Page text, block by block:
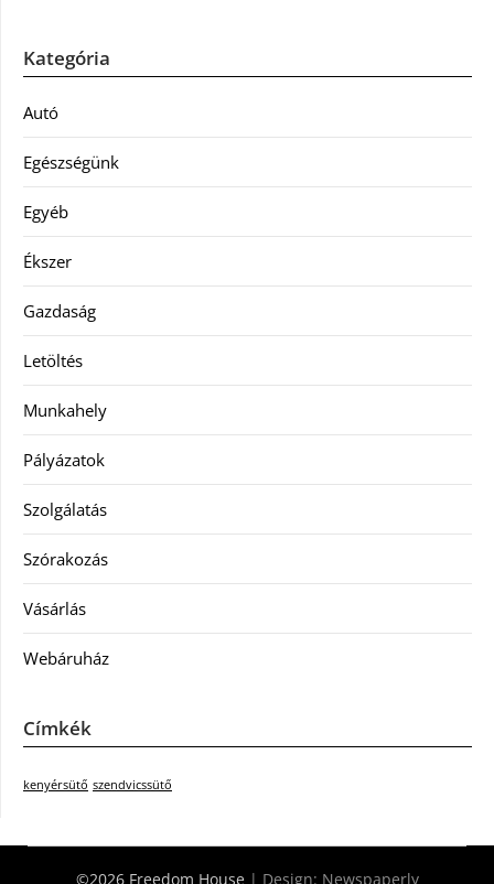
Kategória
Autó
Egészségünk
Egyéb
Ékszer
Gazdaság
Letöltés
Munkahely
Pályázatok
Szolgálatás
Szórakozás
Vásárlás
Webáruház
Címkék
kenyérsütő szendvicssütő
©2026 Freedom House | Design: Newspaperly